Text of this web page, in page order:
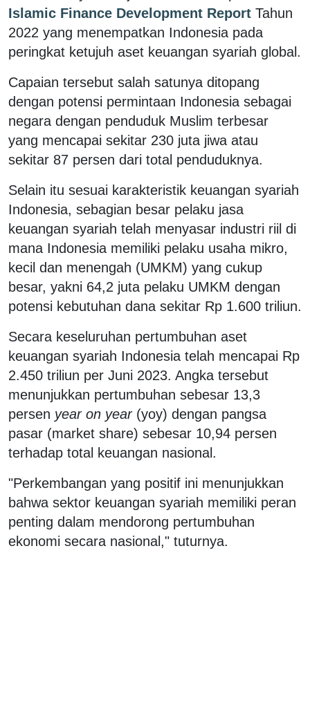
Islamic Finance Development Report Tahun
2022 yang menempatkan Indonesia pada
peringkat ketujuh aset keuangan syariah global.
Capaian tersebut salah satunya ditopang
dengan potensi permintaan Indonesia sebagai
negara dengan penduduk Muslim terbesar
yang mencapai sekitar 230 juta jiwa atau
sekitar 87 persen dari total penduduknya.
Selain itu sesuai karakteristik keuangan syariah
Indonesia, sebagian besar pelaku jasa
keuangan syariah telah menyasar industri riil di
mana Indonesia memiliki pelaku usaha mikro,
kecil dan menengah (UMKM) yang cukup
besar, yakni 64,2 juta pelaku UMKM dengan
potensi kebutuhan dana sekitar Rp 1.600 triliun.
Secara keseluruhan pertumbuhan aset
keuangan syariah Indonesia telah mencapai Rp
2.450 triliun per Juni 2023. Angka tersebut
menunjukkan pertumbuhan sebesar 13,3
persen year on year(yoy) dengan pangsa
pasar (market share) sebesar 10,94 persen
terhadap total keuangan nasional.
"Perkembangan yang positif ini menunjukkan
bahwa sektor keuangan syariah memiliki peran
penting dalam mendorong pertumbuhan
ekonomi secara nasional," tuturnya.